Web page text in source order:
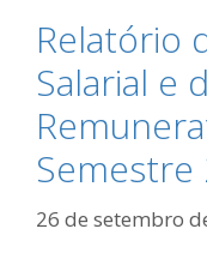
Relatório
Salarial e
Semestre
26 de setembro